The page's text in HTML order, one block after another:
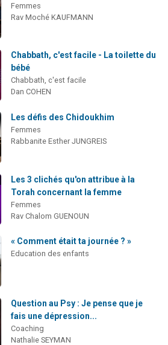
Femmes
Rav Moché KAUFMANN
Chabbath, c'est facile - La toilette du
bébé
Chabbath, c'est facile
Dan COHEN
Les défis des Chidoukhim
Femmes
Rabbanite Esther JUNGREIS
Les 3 clichés qu'on attribue à la
Torah concernant la femme
Femmes
Rav Chalom GUENOUN
« Comment était ta journée ? »
Education des enfants
Question au Psy : Je pense que je
fais une dépression...
Coaching
Nathalie SEYMAN